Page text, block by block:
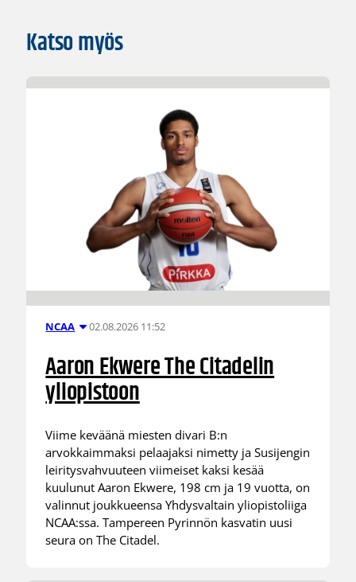
Katso myös
NCAA 02.08.2026 11:52
Aaron Ekwere The Citadelin
yliopistoon
Viime keväänä miesten divari B:n
arvokkaimmaksi pelaajaksi nimetty ja Susijengin
leiritysvahvuuteen viimeiset kaksi kesää
kuulunut Aaron Ekwere, 198 cm ja 19 vuotta, on
valinnut joukkueensa Yhdysvaltain yliopistoliiga
NCAA:ssa. Tampereen Pyrinnön kasvatin uusi
seura on The Citadel.